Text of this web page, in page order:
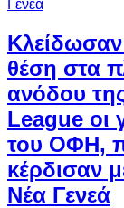
θέση στα
ανόδου
League οι
του ΟΦΗ,
κέρδισαν
Νέα Γενεά